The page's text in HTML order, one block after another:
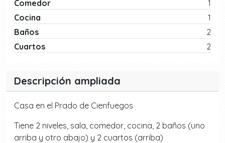
Comedor
1
Cocina
1
Baños
2
Cuartos
2
Descripción ampliada
Casa en el Prado de Cienfuegos
Tiene 2 niveles, sala, comedor, cocina, 2 baños (uno
arriba y otro abajo) y 2 cuartos (arriba)